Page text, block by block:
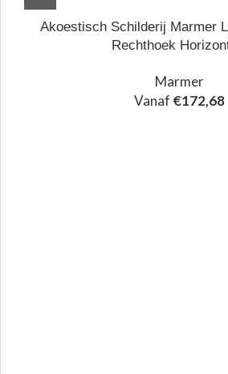
Akoestisch Schilderij Marmer
Rechthoek
Marmer
Vanaf €172,68